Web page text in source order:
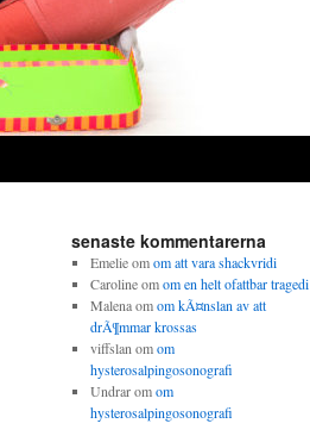
senaste kommentarerna
Emelieomom att vara shackvridi
Carolineomom en helt ofattbar tragedi
Malenaomom kÃ¤nslan av att
drÃ¶mmar krossas
viffslan omom
hysterosalpingosonografi
Undraromom
hysterosalpingosonografi